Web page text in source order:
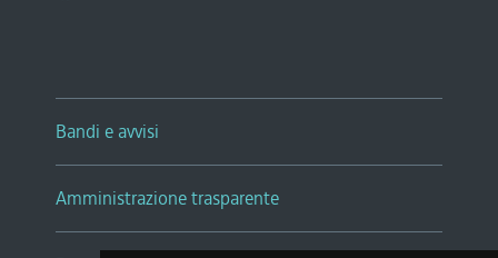
Bandi e avvisi
Amministrazione trasparente